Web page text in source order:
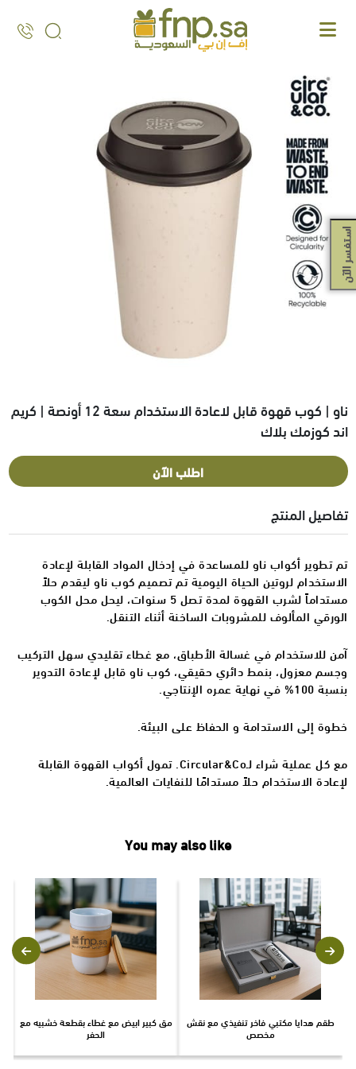
استفسر الآن
ناو | كوب قهوة قابل لاعادة الاستخدام سعة 12 أونصة | كريم
اند كوزمك بلاك
اطلب الآن
تفاصيل المنتج
تم تطوير أكواب ناو للمساعدة في إدخال المواد القابلة لإعادة
الاستخدام لروتين الحياة اليومية تم تصميم كوب ناو ليقدم حلاً
مستداماً لشرب القهوة لمدة تصل 5 سنوات، ليحل محل الكوب
الورقي المألوف للمشروبات الساخنة أثناء التنقل.
آمن للاستخدام في غسالة الأطباق، مع غطاء تقليدي سهل التركيب
وجسم معزول، بنمط دائري حقيقي، كوب ناو قابل لإعادة التدوير
بنسبة 100% في نهاية عمره الإنتاجي.
خطوة إلى الاستدامة و الحفاظ على البيئة.
مع كل عملية شراء لـCircular&Co. تمول أكواب القهوة القابلة
لإعادة الاستخدام حلاً مستدامًا للنفايات العالمية.
You may also like
طقم هدايا مكتبي فاخر تنفيذي مع نقش
مخصص
مق كبير ابيض مع غطاء بقطعة خشبيه مع
الحفر